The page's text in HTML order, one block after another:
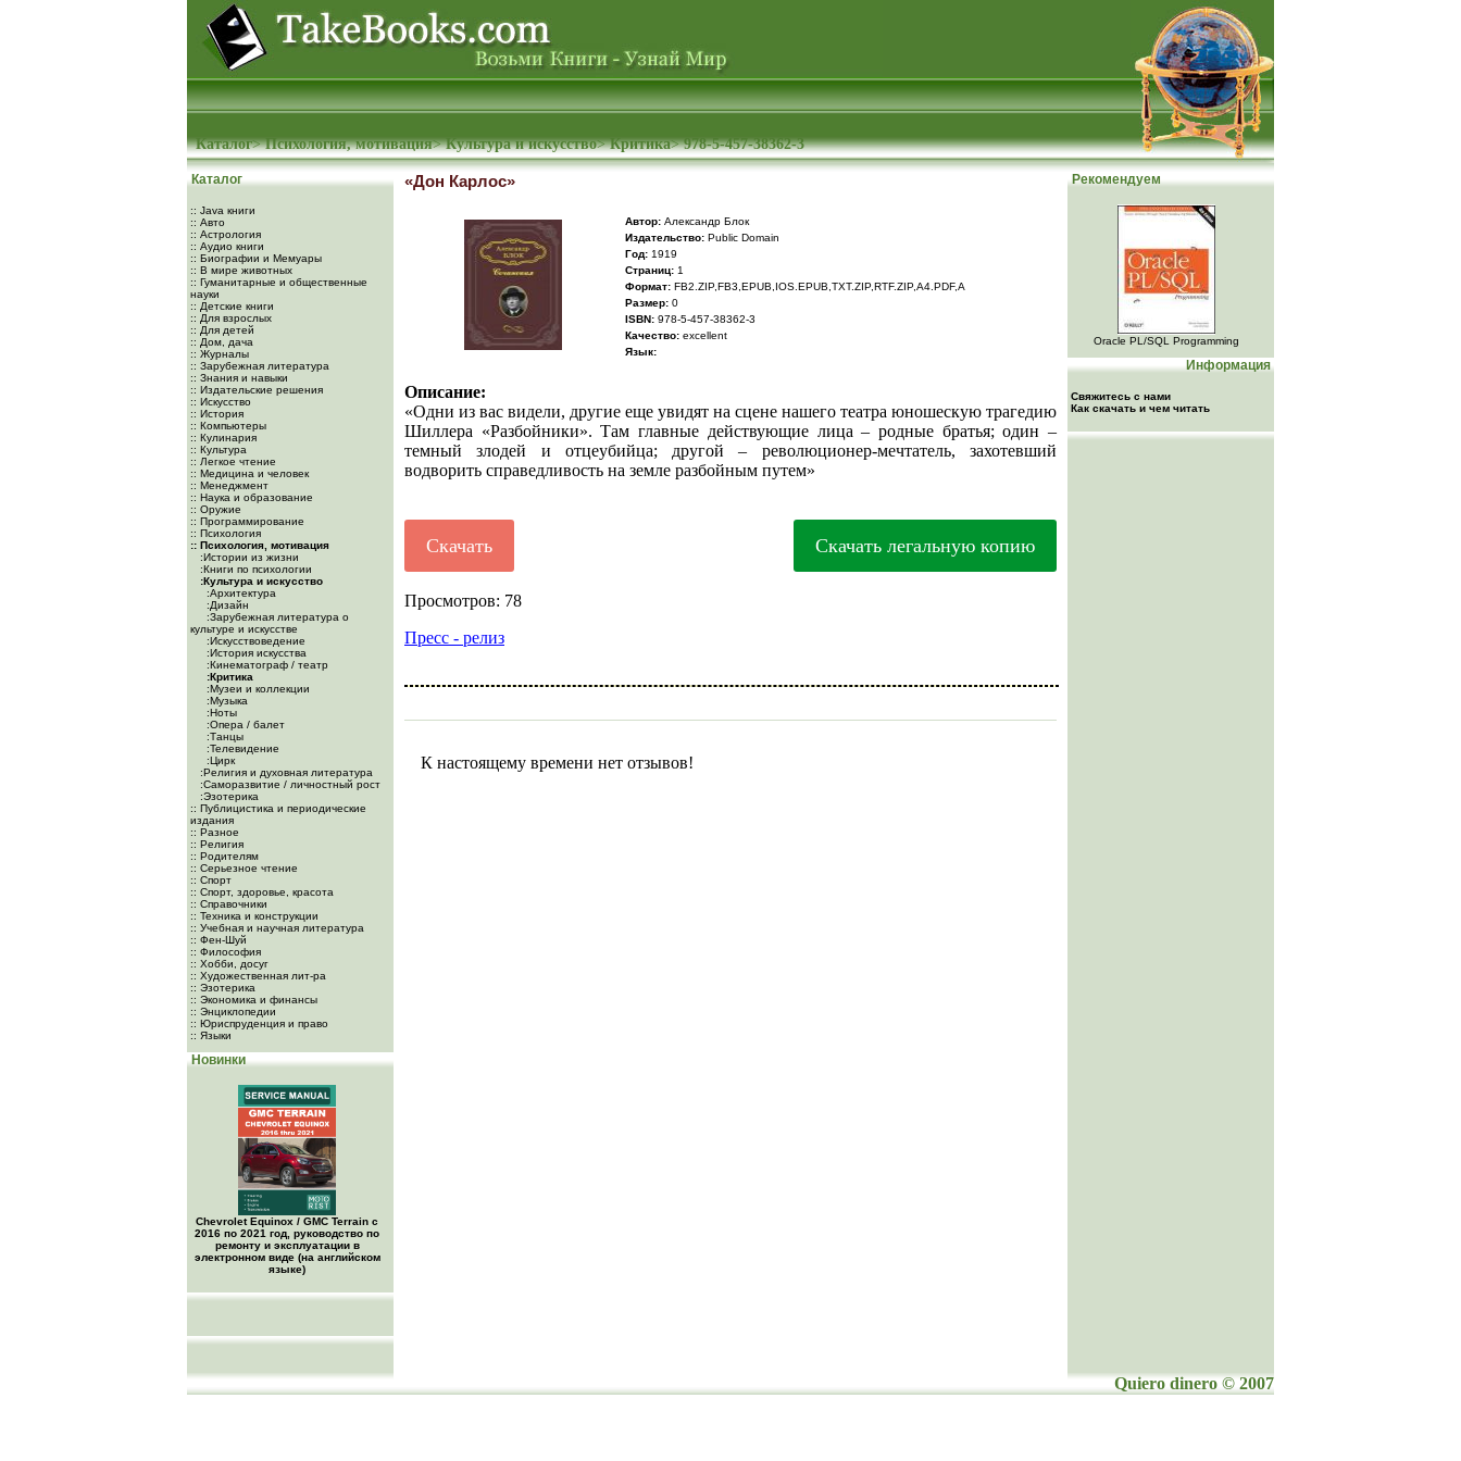
Каталог>Психология, мотивация>Культура и искусство>Критика>978-5-457-38362-3
Каталог
:: Java книги
:: Авто
:: Астрология
:: Аудио книги
:: Биографии и Мемуары
:: В мире животных
:: Гуманитарные и общественные
науки
:: Детские книги
:: Для взрослых
:: Для детей
:: Дом, дача
:: Журналы
:: Зарубежная литература
:: Знания и навыки
:: Издательские решения
:: Искусство
:: История
:: Компьютеры
:: Кулинария
:: Культура
:: Легкое чтение
:: Медицина и человек
:: Менеджмент
:: Наука и образование
:: Оружие
:: Программирование
:: Психология
:: Психология, мотивация
:Истории из жизни
:Книги по психологии
:Культура и искусство
:Архитектура
:Дизайн
:Зарубежная литература о
культуре и искусстве
:Искусствоведение
:История искусства
:Кинематограф / театр
:Критика
:Музеи и коллекции
:Музыка
:Ноты
:Опера / балет
:Танцы
:Телевидение
:Цирк
:Религия и духовная литература
:Саморазвитие / личностный рост
:Эзотерика
:: Публицистика и периодические
издания
:: Разное
:: Религия
:: Родителям
:: Серьезное чтение
:: Спорт
:: Спорт, здоровье, красота
:: Справочники
:: Техника и конструкции
:: Учебная и научная литература
:: Фен-Шуй
:: Философия
:: Хобби, досуг
:: Художественная лит-ра
:: Эзотерика
:: Экономика и финансы
:: Энциклопедии
:: Юриспруденция и право
:: Языки
Новинки
Chevrolet Equinox / GMC Terrain c
2016 по 2021 год, руководство по
ремонту и эксплуатации в
электронном виде (на английском
языке)
«Дон Карлос»
Автор: Александр Блок
Издательство: Public Domain
Год: 1919
Cтраниц: 1
Формат: FB2.ZIP,FB3,EPUB,IOS.EPUB,TXT.ZIP,RTF.ZIP,A4.PDF,A
Размер: 0
ISBN: 978-5-457-38362-3
Качество: excellent
Язык:
Описание:
«Одни из вас видели, другие еще увидят на сцене нашего театра юношескую трагедию
Шиллера «Разбойники». Там главные действующие лица – родные братья; один –
темный злодей и отцеубийца; другой – революционер-мечтатель, захотевший
водворить справедливость на земле разбойным путем»
Скачать Скачать легальную копию
Просмотров: 78
Пресс - релиз
К настоящему времени нет отзывов!
Рекомендуем
Oracle PL/SQL Programming
Информация
Свяжитесь с нами
Как скачать и чем читать
Quiero dinero © 2007